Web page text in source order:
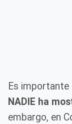
Es
NADIE ha
embargo, en